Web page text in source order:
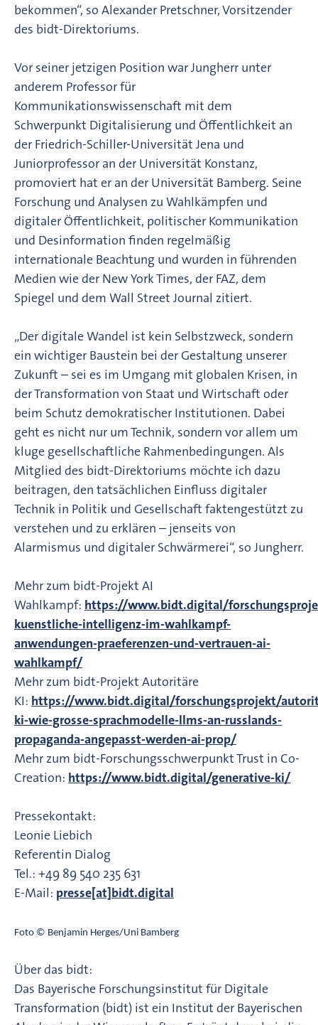
bekommen“, so Alexander Pretschner, Vorsitzender
des bidt-Direktoriums.
Vor seiner jetzigen Position war Jungherr unter
anderem Professor für
Kommunikationswissenschaft mit dem
Schwerpunkt Digitalisierung und Öffentlichkeit an
der Friedrich-Schiller-Universität Jena und
Juniorprofessor an der Universität Konstanz,
promoviert hat er an der Universität Bamberg. Seine
Forschung und Analysen zu Wahlkämpfen und
digitaler Öffentlichkeit, politischer Kommunikation
und Desinformation finden regelmäßig
internationale Beachtung und wurden in führenden
Medien wie der New York Times, der FAZ, dem
Spiegel und dem Wall Street Journal zitiert.
„Der digitale Wandel ist kein Selbstzweck, sondern
ein wichtiger Baustein bei der Gestaltung unserer
Zukunft – sei es im Umgang mit globalen Krisen, in
der Transformation von Staat und Wirtschaft oder
beim Schutz demokratischer Institutionen. Dabei
geht es nicht nur um Technik, sondern vor allem um
kluge gesellschaftliche Rahmenbedingungen. Als
Mitglied des bidt-Direktoriums möchte ich dazu
beitragen, den tatsächlichen Einfluss digitaler
Technik in Politik und Gesellschaft faktengestützt zu
verstehen und zu erklären – jenseits von
Alarmismus und digitaler Schwärmerei“, so Jungherr.
Mehr zum bidt-Projekt AI
Wahlkampf: https://www.bidt.digital/
kuenstliche-intelligenz-im-wahlkampf-
anwendungen-praeferenzen-und-vertrauen-ai-
wahlkampf/
Mehr zum bidt-Projekt Autoritäre
KI: https://www.bidt.digital/forschungsprojekt/
ki-wie-grosse-sprachmodelle-llms-an-russlands-
propaganda-angepasst-werden-ai-prop/
Mehr zum bidt-Forschungsschwerpunkt Trust in Co-
Creation: https://www.bidt.digital/generative-ki/
Pressekontakt:
Leonie Liebich
Referentin Dialog
Tel.: +49 89 540 235 631
E-Mail: presse[at]bidt.digital
Foto © Benjamin Herges/Uni Bamberg
Über das bidt:
Das Bayerische Forschungsinstitut für Digitale
Transformation (bidt) ist ein Institut der Bayerischen